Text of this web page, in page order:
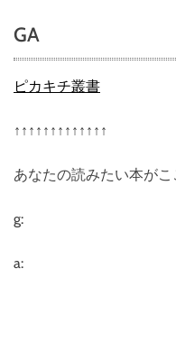
GA
ピカキチ叢書
↑↑↑↑↑↑↑↑↑↑↑↑↑
あなたの読みたい本がこ
g:
a: